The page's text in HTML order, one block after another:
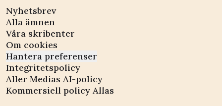
Nyhetsbrev
Alla ämnen
Våra skribenter
Om cookies
Hantera preferenser
Integritetspolicy
Aller Medias AI-policy
Kommersiell policy Allas